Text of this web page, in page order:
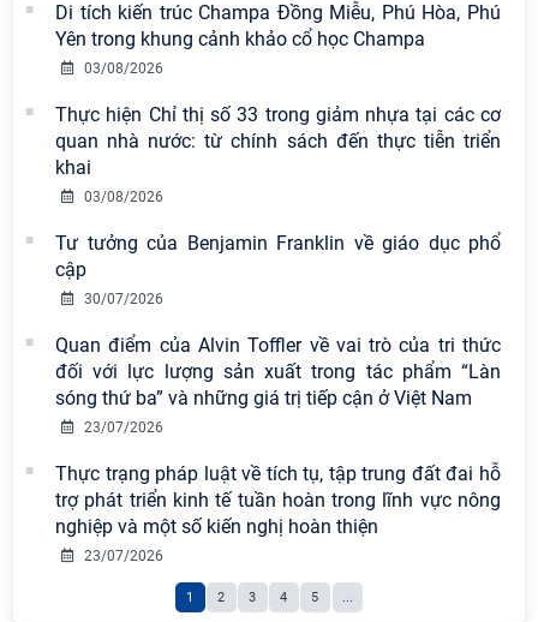
Di tích kiến trúc Champa Đồng Miễu, Phú Hòa, Phú
Yên trong khung cảnh khảo cổ học Champa
03/08/2026
Thực hiện Chỉ thị số 33 trong giảm nhựa tại các cơ
quan nhà nước: từ chính sách đến thực tiễn triển
khai
03/08/2026
Tư tưởng của Benjamin Franklin về giáo dục phổ
cập
30/07/2026
Quan điểm của Alvin Toffler về vai trò của tri thức
đối với lực lượng sản xuất trong tác phẩm “Làn
sóng thứ ba” và những giá trị tiếp cận ở Việt Nam
23/07/2026
Thực trạng pháp luật về tích tụ, tập trung đất đai hỗ
trợ phát triển kinh tế tuần hoàn trong lĩnh vực nông
nghiệp và một số kiến nghị hoàn thiện
23/07/2026
1 2 3 4 5 ...
khích tại Cuộc thi chính luận bảo vệ
nền tảng tư tưởng của Đảng năm
2026
Viện Hàn lâm Khoa học xã hội Việt
Nam công bố các quyết định về
công tác cán bộ
Chi bộ Viện Sử học tổ chức Tọa đàm
chuyên đề: Đẩy mạnh học tập, thực
hành tư tưởng, đạo đức, phương
giai đoạn phát triển mới
Hội thảo khoa học quốc tế “Không
gian phát triển Việt Nam trong kỷ
và lựa chọn chính sách” sẽ diễn ra
vào thứ ba, ngày 28/7/2026
Hội nghị Lãnh đạo Viện Hàn lâm
Khoa học xã hội Việt Nam làm việc
với Ban Chủ nhiệm các Chương trình